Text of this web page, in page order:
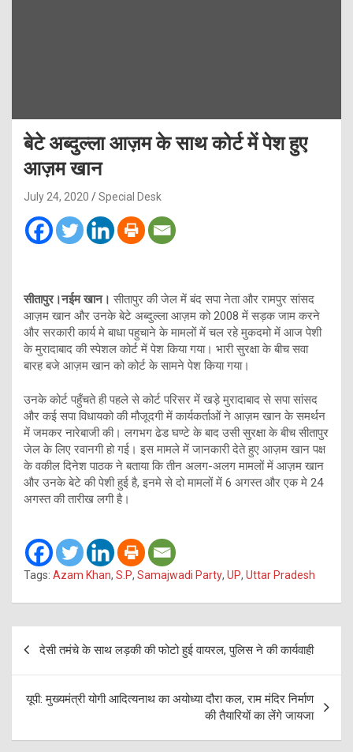
बेटे अब्दुल्ला आज़म के साथ कोर्ट में पेश हुए
आज़म खान
July 24, 2020 Special Desk
सीतापुर।नईम खान। सीतापुर की जेल में बंद सपा नेता और रामपुर सांसद
आज़म खान और उनके बेटे अब्दुल्ला आज़म को 2008 में सड़क जाम करने
और सरकारी कार्य मे बाधा पहुचाने के मामलों में चल रहे मुकदमो में आज पेशी
के मुरादाबाद की स्पेशल कोर्ट में पेश किया गया। भारी सुरक्षा के बीच सवा
बारह बजे आज़म खान को कोर्ट के सामने पेश किया गया।
उनके कोर्ट पहुँचते ही पहले से कोर्ट परिसर में खड़े मुरादाबाद से सपा सांसद
और कई सपा विधायको की मौजूदगी में कार्यकर्ताओं ने आज़म खान के समर्थन
में जमकर नारेबाजी की। लगभग ढेड घण्टे के बाद उसी सुरक्षा के बीच सीतापुर
जेल के लिए रवानगी हो गई। इस मामले में जानकारी देते हुए आज़म खान पक्ष
के वकील दिनेश पाठक ने बताया कि तीन अलग-अलग मामलों में आज़म खान
और उनके बेटे की पेशी हुई है, इनमे से दो मामलों में 6 अगस्त और एक मे 24
अगस्त की तारीख लगी है।
Tags: Azam Khan, S.P, Samajwadi Party, UP, Uttar Pradesh
Post
देसी तमंचे के साथ लड़की की फोटो हुई वायरल, पुलिस ने की कार्यवाही
यूपी: मुख्यमंत्री योगी आदित्यनाथ का अयोध्या दौरा कल, राम मंदिर निर्माण
की तैयारियों का लेंगे जायजा